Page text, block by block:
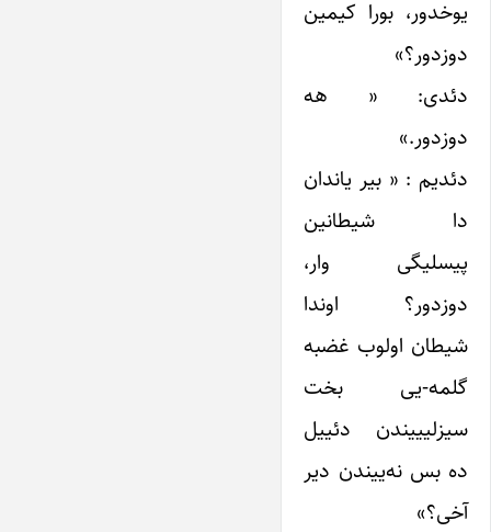
یوخدور، بورا کیمین
دوزدور؟»
دئدی: « هه
دوزدور.»
دئدیم : « بیر یاندان
دا شیطانین
پیسلیگی وار،
دوزدور؟ اوندا
شیطان اولوب غضبه
گلمه-یی بخت
سیزلیییندن دئییل
ده بس نه‌ییندن دیر
آخی؟»